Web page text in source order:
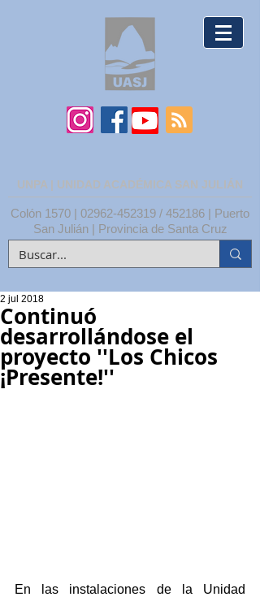
UNPA | UNIDAD ACADÉMICA SAN JULIÁN
Colón 1570 | 02962-452319 / 452186 | Puerto
San Julián | Provincia de Santa Cruz
Continuó
desarrollándose el
proyecto ''Los Chicos
¡Presente!''
2 jul 2018
En las instalaciones de la Unidad